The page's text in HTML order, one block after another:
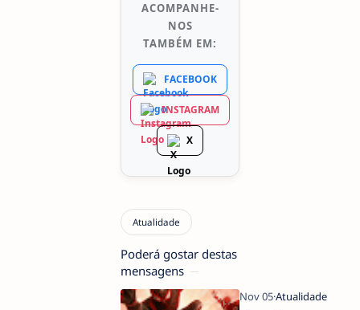
ACOMPANHE-
NOS
TAMBÉM EM:
FACEBOOK
INSTAGRAM
X
Poderá gostar destas
mensagens